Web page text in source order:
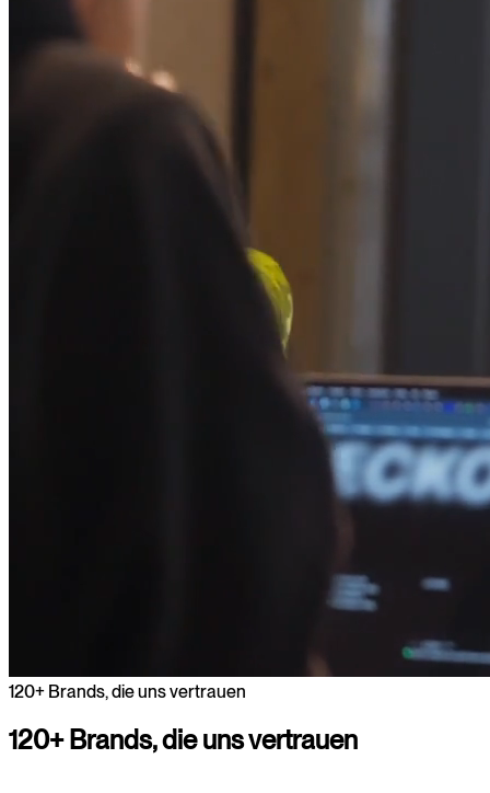
120+ Brands, die uns vertrauen
120+ Brands,die unsvertrauen